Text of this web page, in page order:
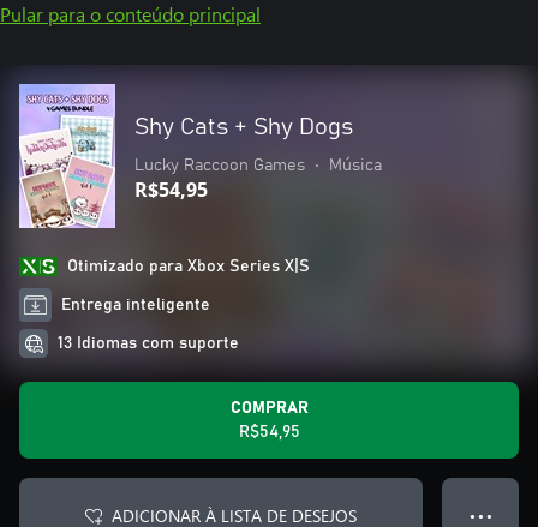
Pular para o conteúdo principal
Shy Cats + Shy Dogs
Lucky Raccoon Games • Música
R$54,95
Otimizado para Xbox Series X|S
Entrega inteligente
13 Idiomas com suporte
COMPRAR
R$54,95
ADICIONAR À LISTA DE DESEJOS ● ● ●